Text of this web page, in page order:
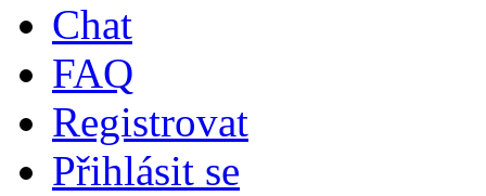
Chat
FAQ
Registrovat
Přihlásit se